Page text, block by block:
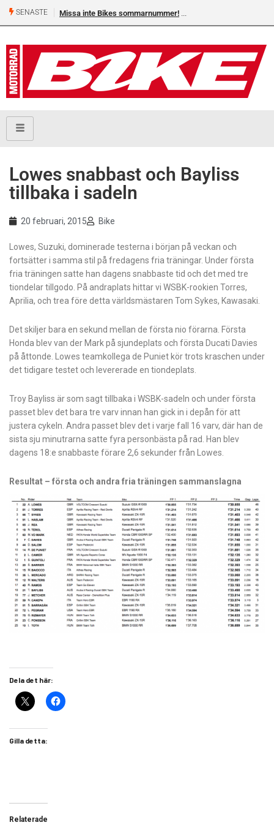
SENASTE Missa inte Bikes sommarnummer!
Lowes snabbast och Bayliss
tillbaka i sadeln
20 februari, 2015 Bike
Lowes, Suzuki, dominerade testerna i början på veckan och
fortsätter i samma stil på fredagens fria träningar. Under första
fria träningen satte han dagens snabbaste tid och det med tre
tiondelar tillgodo. På andraplats hittar vi WSBK-rookien Torres,
Aprilia, och trea före detta världsmästaren Tom Sykes, Kawasaki.
Det skiljer bara en sekund mellan de första nio förarna. Första
Honda blev van der Mark på sjundeplats och första Ducati Davies
på åttonde. Lowes teamkollega de Puniet kör trots kraschen under
det tidigare testet och levererade en tiondeplats.
Troy Bayliss är som sagt tillbaka i WSBK-sadeln och under första
passet blev det bara tre varv innan han gick in i depån för att
justera cykeln. Andra passet blev det i varje fall 16 varv, där han de
sista sju minutrarna satte fyra personbästa på rad. Han blev
dagens 18:e snabbaste förare 2,6 sekunder från Lowes.
Resultat – första och andra fria träningen sammanslagna
Dela det här:
Gilla detta:
Relaterade